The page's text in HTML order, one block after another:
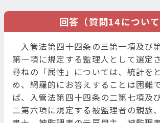
回答（質問14について
入管法第四十四条の三第一項及び
第一項に規定する監理人として選定
尋ねの「属性」については、統計を
め、網羅的にお答えすることは困難
ば、入管法第四十四条の二第七項及
二第六項に規定する被監理者の親族